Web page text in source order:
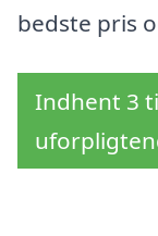
bedste pris
Indhent 3